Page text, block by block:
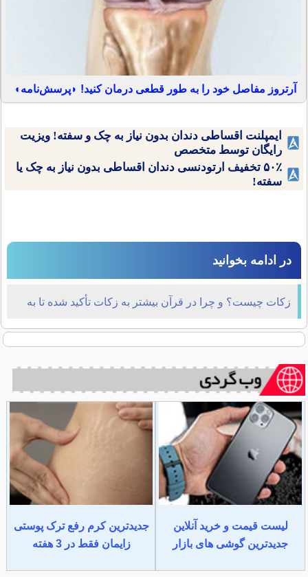
آرتروز مفاصل خود را به طور قطعی درمان کنید! ◗پرسش‌نامه◖
ایمپلنت اقساطی دندان بدون نیاز به چک و سفته! ویزیت
رایگان توسط متخصص
۵۰٪ تخفیف ارتودنسی دندان اقساطی بدون نیاز به چک یا
سفته!
در ادامه بخوانید
زکات چیست؟ و چرا در قرآن بیشتر به زکات تأکید شده تا به
خمس؟
لیست قیمت و خرید آنلاین
جدیدترین گوشی های بازار
جدیدترین کرم رفع ترک پوستی
زایمان فقط در 3 هفته